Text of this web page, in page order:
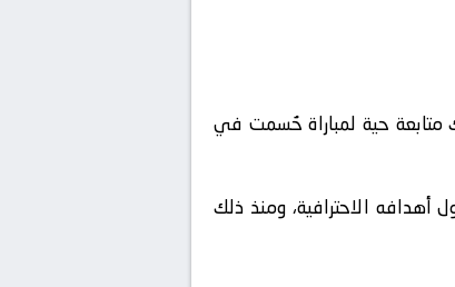
حية لمباراة حُسمت في
الاحترافية، ومنذ ذلك